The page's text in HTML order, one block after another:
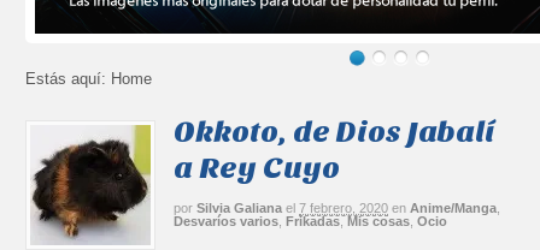
Estás aquí: Home
Okkoto, de Dios Jabalí
a Rey Cuyo
por Silvia Galiana el 7 febrero, 2020 en Anime/Manga
Desvaríos varios ,Frikadas, Mis cosas ,Ocio